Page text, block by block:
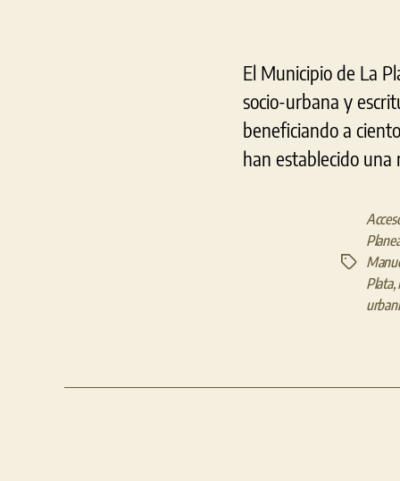
El Municipio de La
socio-urbana y
beneficiando a
han establecido
Etiquetas
Plata,